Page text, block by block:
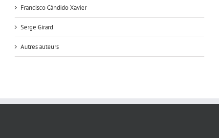
Francisco Cándido Xavier
Serge Girard
Autres auteurs